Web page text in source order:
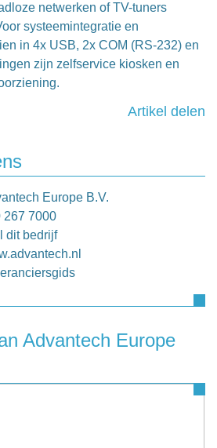
netwerken of TV-tuners
systeemintegratie en
in 4x USB, 2x COM (RS-232) en
zijn zelfservice kiosken en
Artikel delen
Europe B.V.
267 7000
dit bedrijf
Advantech Europe